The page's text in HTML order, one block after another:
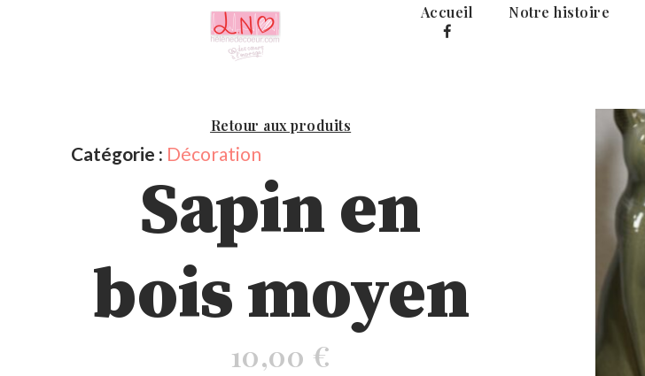
Accueil Notre histoire
Retour aux produits
Catégorie : Décoration
Sapin en
bois moyen
10,00 €